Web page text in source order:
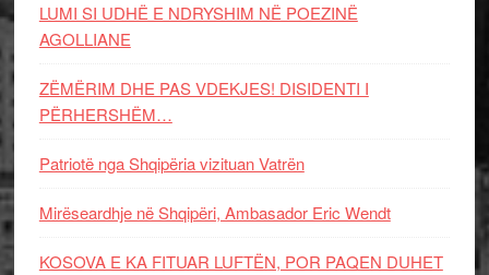
LUMI SI UDHË E NDRYSHIM NË POEZINË
AGOLLIANE
ZËMËRIM DHE PAS VDEKJES! DISIDENTI I
PËRHERSHËM…
Patriotë nga Shqipëria vizituan Vatrën
Mirëseardhje në Shqipëri, Ambasador Eric Wendt
KOSOVA E KA FITUAR LUFTËN, POR PAQEN DUHET